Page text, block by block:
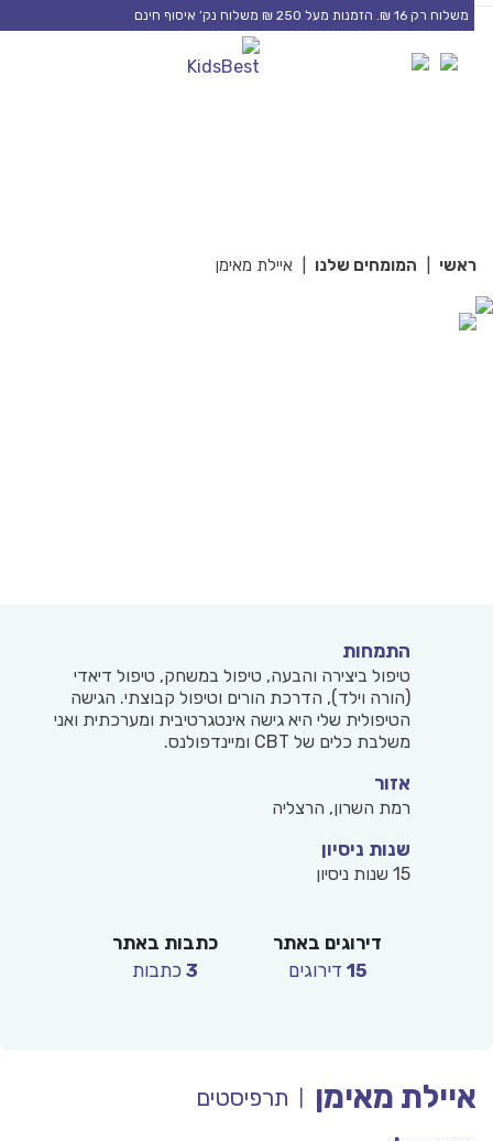
משלוח רק 16 ₪. הזמנות מעל 250 ₪ משלוח נק’ איסוף חינם
| המומחים שלנו | איילת מאימן
התמחות
טיפול ביצירה והבעה, טיפול במשחק, טיפול דיאדי
(הורה וילד), הדרכת הורים וטיפול קבוצתי. הגישה
הטיפולית שלי היא גישה אינטגרטיבית ומערכתית ואני
משלבת כלים של CBT ומיינדפולנס.
אזור
רמת השרון, הרצליה
שנות ניסיון
דירוגים באתר
15 דירוגים
כתבות באתר
כתבות
מאימן תרפיסטים